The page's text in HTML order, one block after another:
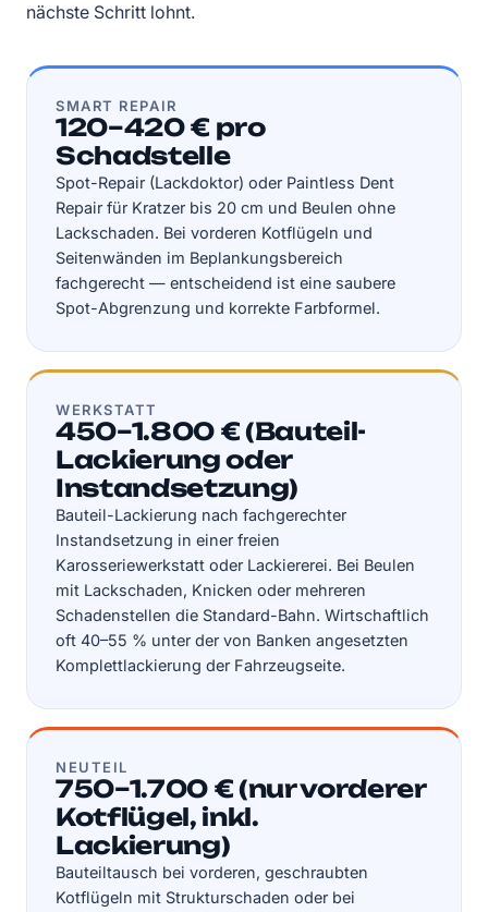
nächste Schritt lohnt.
SMART REPAIR
120–420 € pro
Schadstelle
Spot-Repair (Lackdoktor) oder Paintless Dent
Repair für Kratzer bis 20 cm und Beulen ohne
Lackschaden. Bei vorderen Kotflügeln und
Seitenwänden im Beplankungsbereich
fachgerecht — entscheidend ist eine saubere
Spot-Abgrenzung und korrekte Farbformel.
WERKSTATT
450–1.800 € (Bauteil-
Lackierung oder
Instandsetzung)
Bauteil-Lackierung nach fachgerechter
Instandsetzung in einer freien
Karosseriewerkstatt oder Lackiererei. Bei Beulen
mit Lackschaden, Knicken oder mehreren
Schadenstellen die Standard-Bahn. Wirtschaftlich
oft 40–55 % unter der von Banken angesetzten
Komplettlackierung der Fahrzeugseite.
NEUTEIL
750–1.700 € (nur vorderer
Kotflügel, inkl.
Lackierung)
Bauteiltausch bei vorderen, geschraubten
Kotflügeln mit Strukturschaden oder bei